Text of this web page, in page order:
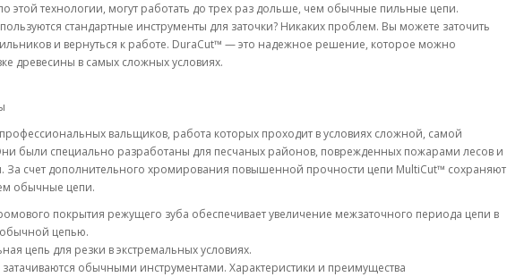
этой технологии, могут работать до трех раз дольше, чем обычные пильные цепи.
стандартные инструменты для заточки? Никаких проблем. Вы можете заточить
и вернуться к работе. DuraCut™ — это надежное решение, которое можно
древесины в самых сложных условиях.
вальщиков, работа которых проходит в условиях сложной, самой
были специально разработаны для песчаных районов, поврежденных пожарами лесов и
За счет дополнительного хромирования повышенной прочности цепи MultiCut™ сохраняют
обычные цепи.
покрытия режущего зуба обеспечивает увеличение межзаточного периода цепи в
цепью.
цепь для резки в экстремальных условиях.
обычными инструментами. Характеристики и преимущества